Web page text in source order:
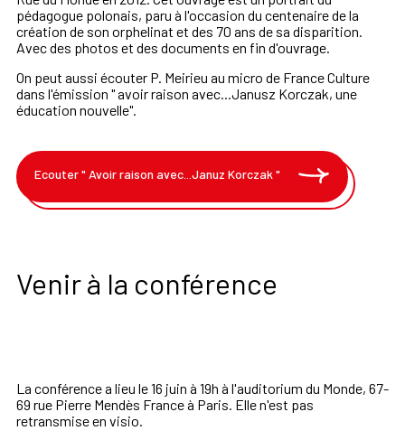
pédagogue polonais, paru à l'occasion du centenaire de la
création de son orphelinat et des 70 ans de sa disparition.
Avec des photos et des documents en fin d'ouvrage.
On peut aussi écouter P. Meirieu au micro de France Culture
dans l'émission " avoir raison avec...Janusz Korczak, une
éducation nouvelle".
Ecouter " Avoir raison avec...Januz Korczak "
Venir à la conférence
La conférence a lieu le 16 juin à 19h à l'auditorium du Monde, 67-
69 rue Pierre Mendès France à Paris. Elle n'est pas
retransmise en visio.